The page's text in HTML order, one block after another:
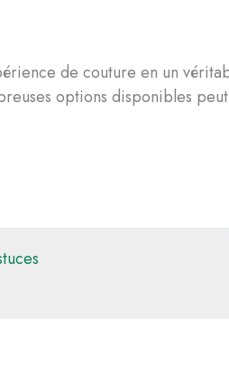
de couture en un
options disponibles